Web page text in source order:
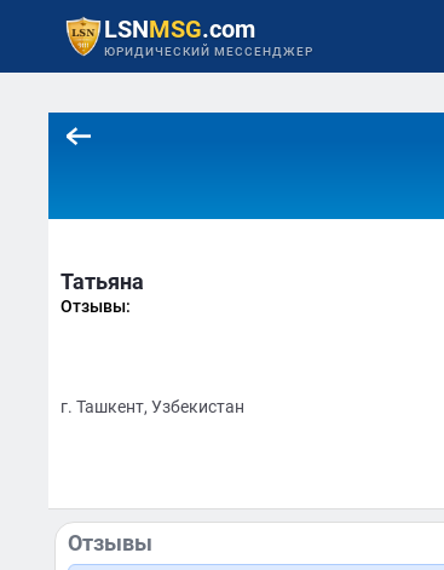
LSNMSG.com
ЮРИДИЧЕСКИЙ МЕССЕНДЖЕР
Татьяна
Отзывы:
г. Ташкент, Узбекистан
Отзывы